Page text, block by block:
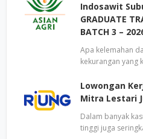
Indosawit
GRADUATE
BATCH 3 –
Apa kelemahan
kekurangan yang
Lowongan
Mitra Lestari
Dalam banyak
tinggi juga